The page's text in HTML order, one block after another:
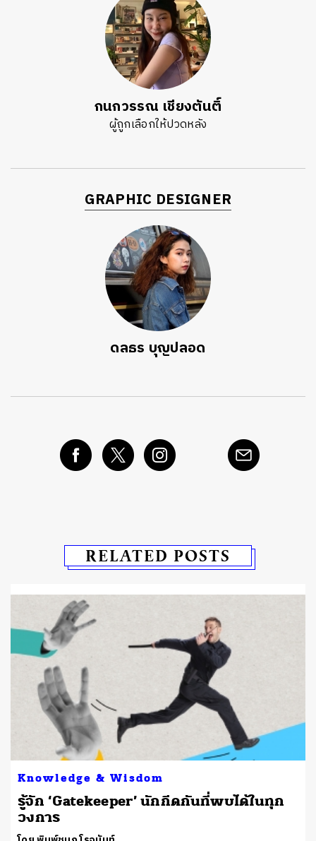
กนกวรรณ เชียงตันติ์
ผู้ถูกเลือกให้ปวดหลัง
GRAPHIC DESIGNER
ดลธร บุญปลอด
RELATED POSTS
Knowledge & Wisdom
รู้จัก ‘Gatekeeper’ นักกีดกันที่พบได้ในทุก
วงการ